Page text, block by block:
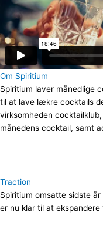
Om Spiritium
Spiritium laver månedlige
til at lave lækre cocktails
virksomheden
månedens cocktail, samt
Traction
Spiritium omsatte sidste
er nu klar til at ekspandere